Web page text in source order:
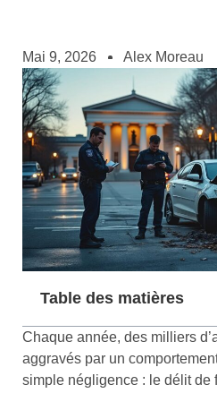
Mai 9, 2026 Alex Moreau
Table des matières
Chaque année, des milliers
aggravés par un
simple négligence : le délit de